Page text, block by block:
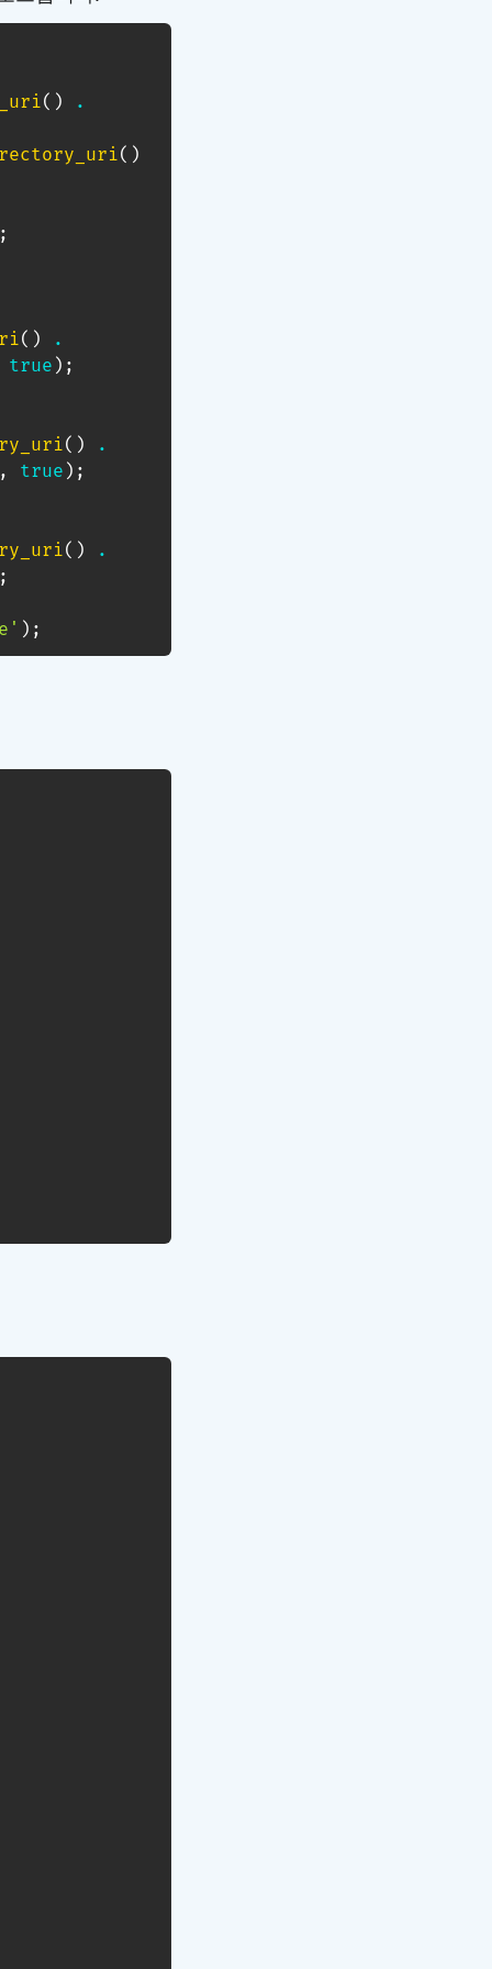
( )
.
( )
;
( )
.
true ) ;
( )
.
, true ) ;
( )
.
;
) ;